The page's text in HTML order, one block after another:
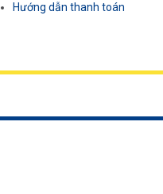
Hướng dẫn thanh toán